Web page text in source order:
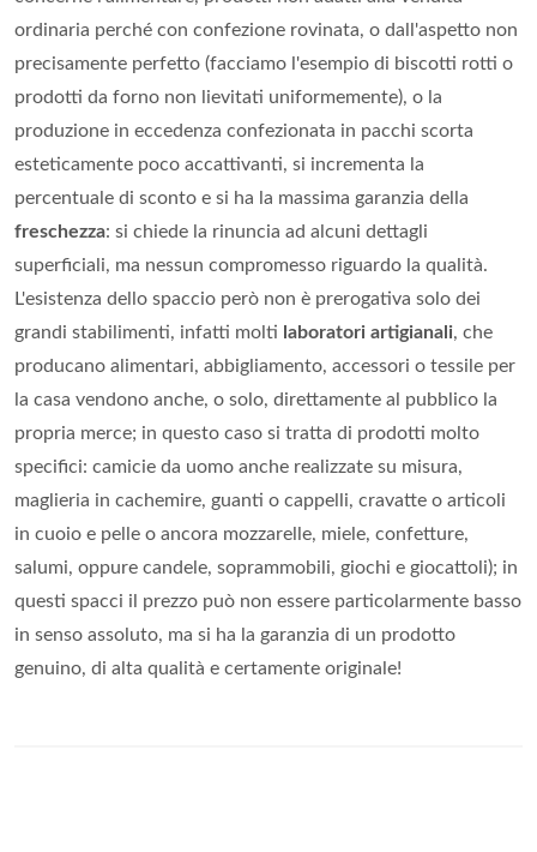
ordinaria perché con confezione rovinata, o dall'aspetto non
precisamente perfetto (facciamo l'esempio di biscotti rotti o
prodotti da forno non lievitati uniformemente), o la
produzione in eccedenza confezionata in pacchi scorta
esteticamente poco accattivanti, si incrementa la
percentuale di sconto e si ha la massima garanzia della
freschezza: si chiede la rinuncia ad alcuni dettagli
superficiali, ma nessun compromesso riguardo la qualità.
L'esistenza dello spaccio però non è prerogativa solo dei
grandi stabilimenti, infatti molti laboratori artigianali, che
producano alimentari, abbigliamento, accessori o tessile per
la casa vendono anche, o solo, direttamente al pubblico la
propria merce; in questo caso si tratta di prodotti molto
specifici: camicie da uomo anche realizzate su misura,
maglieria in cachemire, guanti o cappelli, cravatte o articoli
in cuoio e pelle o ancora mozzarelle, miele, confetture,
salumi, oppure candele, soprammobili, giochi e giocattoli); in
questi spacci il prezzo può non essere particolarmente basso
in senso assoluto, ma si ha la garanzia di un prodotto
genuino, di alta qualità e certamente originale!